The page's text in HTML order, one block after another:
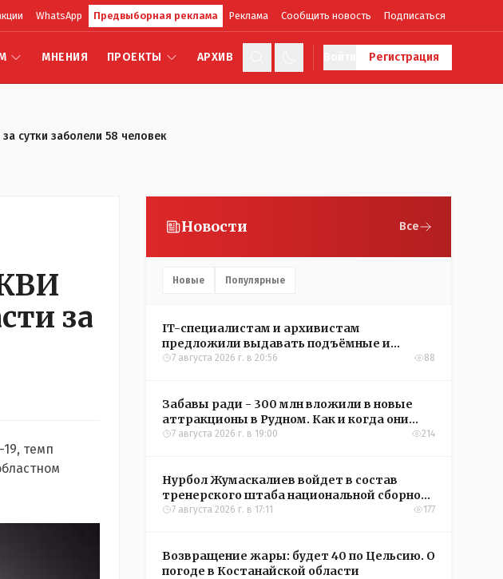
WhatsApp Предвыборная реклама Реклама Сообщить новость Подписаться
МНЕНИЯ ПРОЕКТЫ АРХИВ Регистрация
сутки заболели 58 человек
за
темп
Новости Все
Новые Популярные
IT-специалистам и архивистам
предложили выдавать подъёмные и
кредиты на жильё в сёлах Казахстана
7 августа 2026 г. в 20:56 88
Забавы ради - 300 млн вложили в новые
аттракционы в Рудном. Как и когда они
окупятся?
7 августа 2026 г. в 19:00 214
Нурбол Жумаскалиев войдет в состав
тренерского штаба национальной сборной
Казахстана по футболу
7 августа 2026 г. в 17:11 177
Возвращение жары: будет 40 по Цельсию. О
погоде в Костанайской области